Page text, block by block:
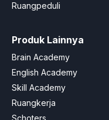
Ruangpeduli
Produk Lainnya
Brain Academy
English Academy
Skill Academy
Ruangkerja
Schoters